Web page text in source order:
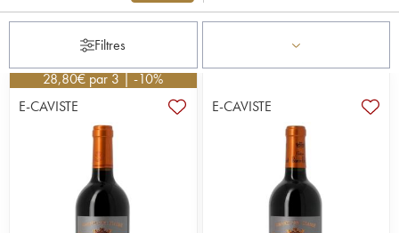
Filtres
28,80€par 3 | -10%
E-CAVISTE
E-CAVISTE